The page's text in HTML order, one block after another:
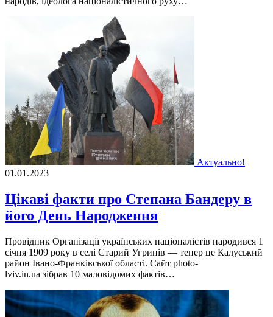
Актуально!
01.01.2023
Цікаві факти про Степана Бандеру в
його День Народження
Провiдник Органiзацiї українських нацiо­на­лiстiв народився 1
­сiчня 1909 року в селi Старий Угринiв — тепер це Калуський
район Iвано-Франкiвської ­областi. Сайт photo-
lviv.in.ua зiбрав 10 маловiдомих фактiв…